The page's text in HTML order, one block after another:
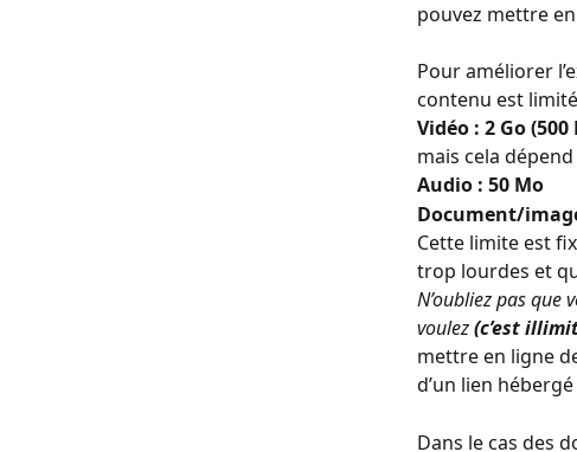
pouvez mettre
Pour améliorer
contenu est
Vidéo : 2 Go
mais cela
Audio : 50 Mo
Document/
Cette limite est
trop lourdes et
N’oubliez pas que
voulez (c’est
mettre en ligne
d’un lien
Dans le cas des